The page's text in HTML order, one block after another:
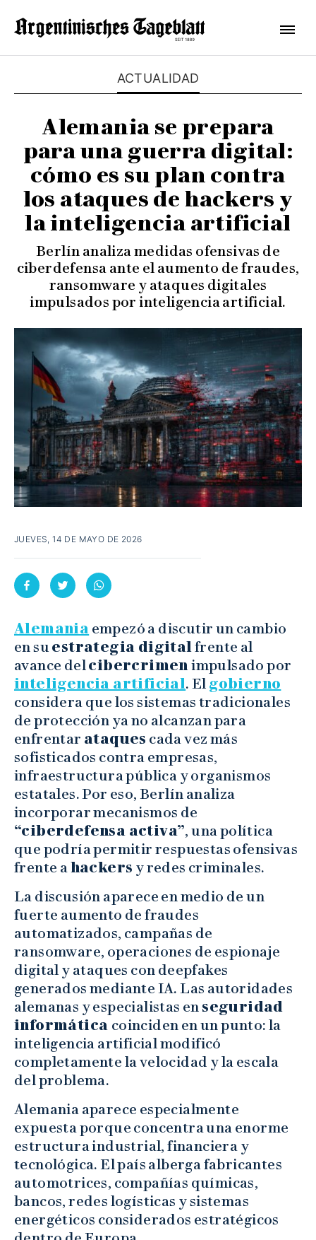
ACTUALIDAD
Alemania se prepara
para una guerra digital:
cómo es su plan contra
los ataques de hackers y
la inteligencia artificial
Berlín analiza medidas ofensivas de
ciberdefensa ante el aumento de fraudes,
ransomware y ataques digitales
impulsados por inteligencia artificial.
JUEVES, 14 DE MAYO DE 2026
Alemania empezó a discutir un cambio
en su estrategia digitalfrente al
avance delcibercrimenimpulsado por
inteligencia artificial. El gobierno
considera que los sistemas tradicionales
de protección ya no alcanzan para
enfrentar ataques cada vez más
sofisticados contra empresas,
infraestructura pública y organismos
estatales. Por eso, Berlín analiza
incorporar mecanismos de
“ciberdefensa activa”, una política
que podría permitir respuestas ofensivas
frente ahackers y redes criminales.
La discusión aparece en medio de un
fuerte aumento de fraudes
automatizados, campañas de
ransomware, operaciones de espionaje
digital y ataques con deepfakes
generados mediante IA. Las autoridades
alemanas y especialistas en seguridad
informática coinciden en un punto: la
inteligencia artificial modificó
completamente la velocidad y la escala
del problema.
Alemania aparece especialmente
expuesta porque concentra una enorme
estructura industrial, financiera y
tecnológica. El país alberga fabricantes
automotrices, compañías químicas,
bancos, redes logísticas y sistemas
energéticos considerados estratégicos